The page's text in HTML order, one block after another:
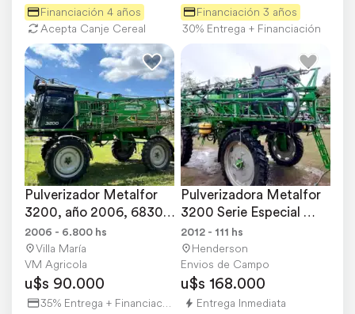
Financiación 4 años
Acepta Canje Cereal
Financiación 3 años
30% Entrega + Financiación
Pulverizador Metalfor
3200, año 2006, 6830
Hs de Motor,
2006 - 6.800 hs
Villa María
VM Agricola
u$s 90.000
35% Entrega + Financiación
Pulverizadora Metalfor
3200 Serie Especial
Reacondicionada
2012 - 111 hs
Henderson
Envios de Campo
u$s 168.000
Entrega Inmediata